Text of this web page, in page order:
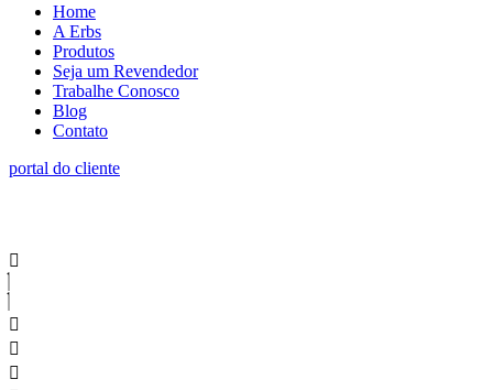
Home
A Erbs
Produtos
Seja um Revendedor
Trabalhe Conosco
Blog
Contato
portal do cliente